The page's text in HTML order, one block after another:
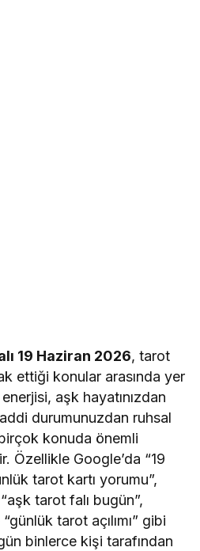
19 Haziran 2026, tarot
ettiği konular arasında yer
aşk hayatınızdan
durumunuzdan ruhsal
konuda önemli
Özellikle Google’da “19
tarot kartı yorumu”,
tarot falı bugün”,
tarot açılımı” gibi
binlerce kişi tarafından